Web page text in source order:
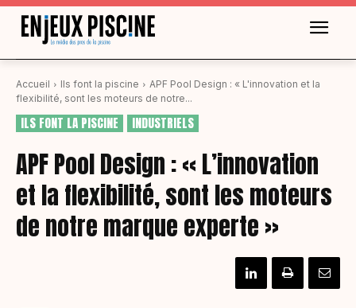
Accueil Ils font la piscine
APF Pool Design : « L'innovation et la
flexibilité, sont les moteurs de notre...
ILS FONT LA PISCINE INDUSTRIELS
APF Pool Design : « L’innovation
et la flexibilité, sont les moteurs
de notre marque experte »